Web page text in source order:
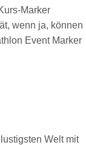
Marker
wenn ja, können
Event Marker
Welt mit